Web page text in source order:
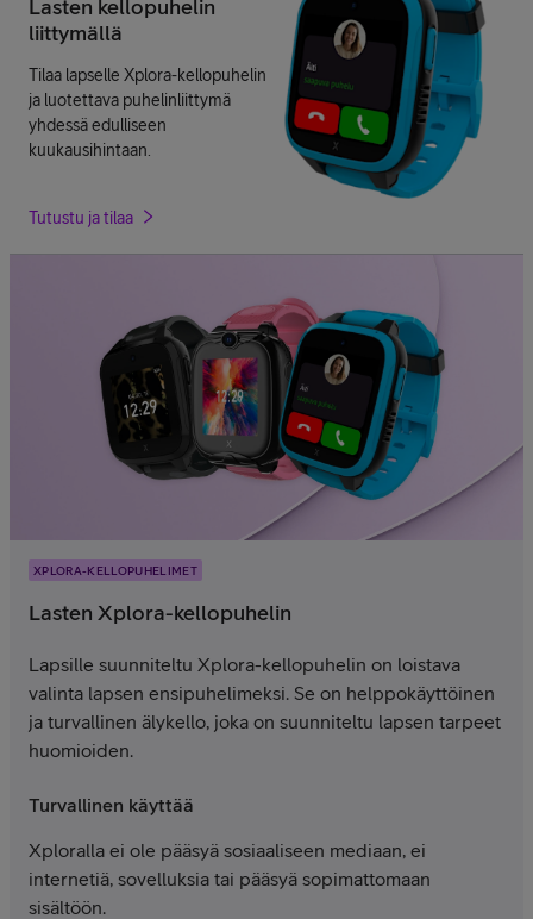
Lasten kellopuhelin
liittymällä
Tilaa lapselle Xplora-kellopuhelin
ja luotettava puhelinliittymä
yhdessä edulliseen
kuukausihintaan.
Tutustu ja tilaa
XPLORA-KELLOPUHELIMET
Lasten Xplora-kellopuhelin
Lapsille suunniteltu Xplora-kellopuhelin on loistava
valinta lapsen ensipuhelimeksi. Se on helppokäyttöinen
ja turvallinen älykello, joka on suunniteltu lapsen tarpeet
huomioiden.
Turvallinen käyttää
Xploralla ei ole pääsyä sosiaaliseen mediaan, ei
internetiä, sovelluksia tai pääsyä sopimattomaan
sisältöön.